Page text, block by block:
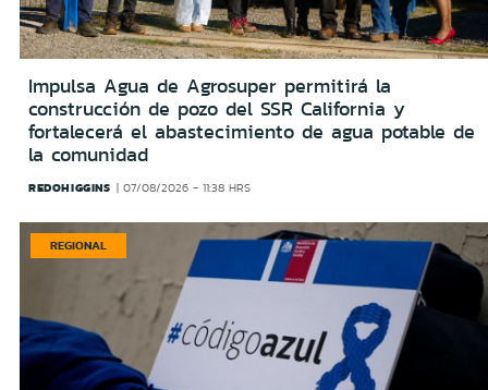
Impulsa Agua de Agrosuper permitirá la
construcción de pozo del SSR California y
fortalecerá el abastecimiento de agua potable de
la comunidad
REDOHIGGINS 07/08/2026 - 11:38 HRS
REGIONAL